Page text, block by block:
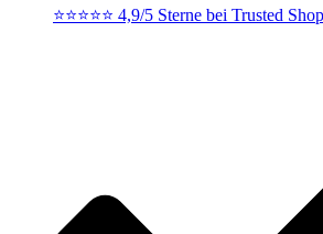
⭐⭐⭐⭐⭐ 4,9/5 Sterne bei Trusted